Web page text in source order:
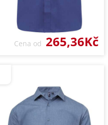
Cena od 265,36Kč